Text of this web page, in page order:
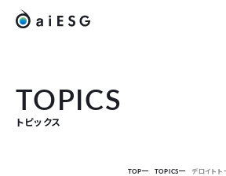
TOPICS
トピックス
TOP TOPICS デロイトトーマツグル